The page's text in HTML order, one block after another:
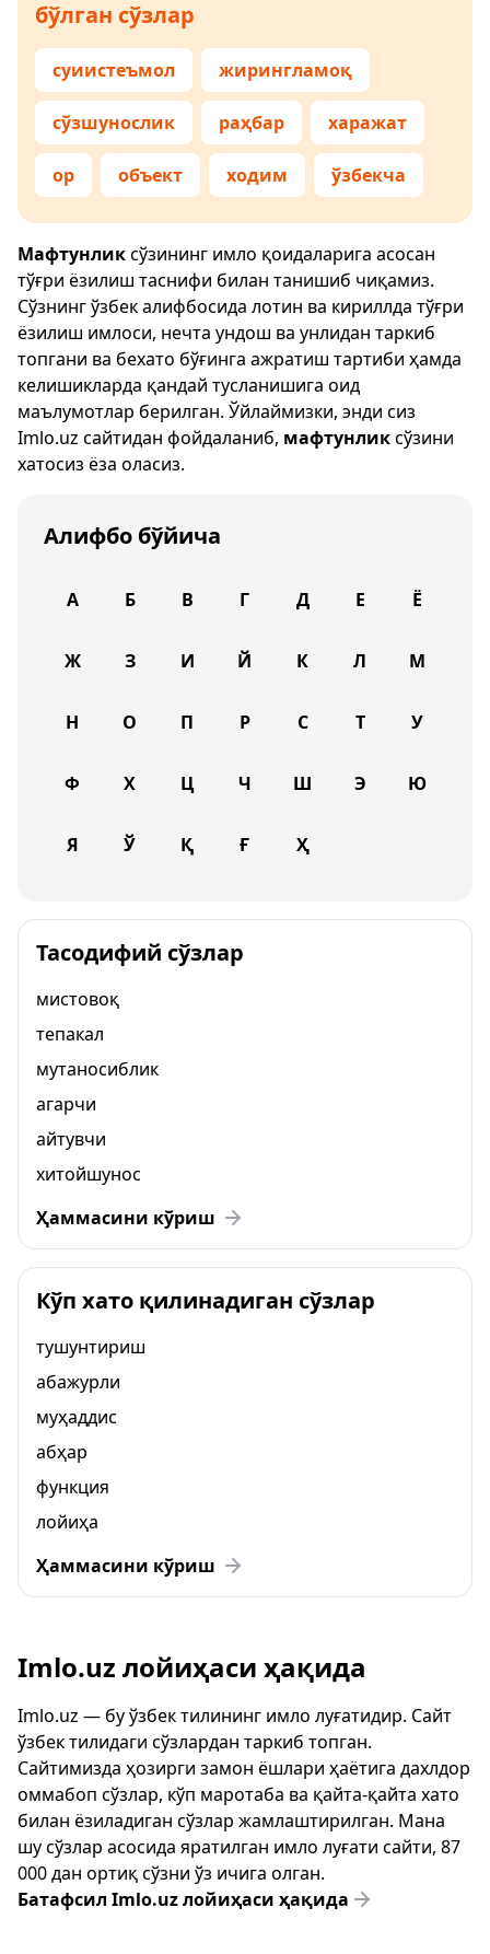
бўлган сўзлар
суиистеъмол жирингламоқ
сўзшунослик раҳбар харажат
ор объект ходим ўзбекча
Мафтунликсўзининг имло қоидаларига асосан
тўғри ёзилиш таснифи билан танишиб чиқамиз.
Сўзнинг ўзбек алифбосида лотин ва кириллда тўғри
ёзилиш имлоси, нечта ундош ва унлидан таркиб
топгани ва бехато бўғинга ажратиш тартиби ҳамда
келишикларда қандай тусланишига оид
маълумотлар берилган. Ўйлаймизки, энди сиз
Imlo.uz сайтидан фойдаланиб, мафтунликсўзини
хатосиз ёза оласиз.
Алифбо бўйича
А Б В Г Д Е Ё
Ж З И Й К Л М
Н О П Р С Т У
Ф Х Ц Ч Ш Э Ю
Я Ў Қ Ғ Ҳ
Тасодифий сўзлар
мистовоқ
тепакал
мутаносиблик
агарчи
айтувчи
хитойшунос
Ҳаммасини кўриш
Кўп хато қилинадиган сўзлар
тушунтириш
абажурли
муҳаддис
абҳар
функция
лойиҳа
Ҳаммасини кўриш
Imlo.uz лойиҳаси ҳақида
Imlo.uz — бу ўзбек тилининг имло луғатидир. Сайт
ўзбек тилидаги сўзлардан таркиб топган.
Сайтимизда ҳозирги замон ёшлари ҳаётига дахлдор
оммабоп сўзлар, кўп маротаба ва қайта-қайта хато
билан ёзиладиган сўзлар жамлаштирилган. Мана
шу сўзлар асосида яратилган имло луғати сайти, 87
000 дан ортиқ сўзни ўз ичига олган.
Батафсил Imlo.uz лойиҳаси ҳақида